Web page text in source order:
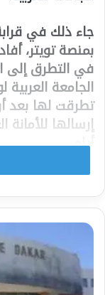
جاء ذلك في
بمنصة تويتر،
في التطرق إلى
الجامعة
تطرقت لها بعد
إرسالها للأمانة
أيام.
2ـ قبل أن
جامعة الدول
تدرس كيف أصبح
قوة ومكانة
مهما كلفها من
‏3ـ أعرف أن
الاستعانة